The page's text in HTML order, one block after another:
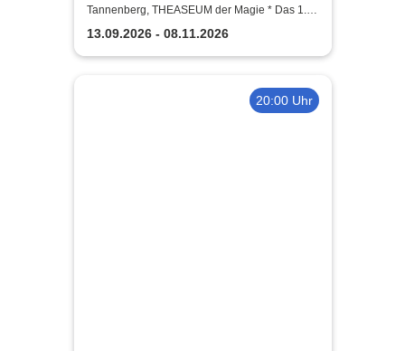
Mitmach-Show | Hokuspokus
vertrickst und so
Tannenberg, THEASEUM der Magie * Das 1.
Zaubertheater im Erzgebirge
13.09.2026 - 08.11.2026
20:00 Uhr